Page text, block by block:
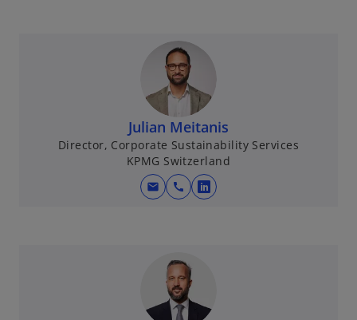
Julian Meitanis
Director, Corporate Sustainability Services
KPMG Switzerland
mail call
w
e